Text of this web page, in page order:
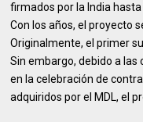
firmados por la India
Con los años, el proyecto
Originalmente, el primer
Sin embargo, debido a las
en la celebración de
adquiridos por el MDL, el